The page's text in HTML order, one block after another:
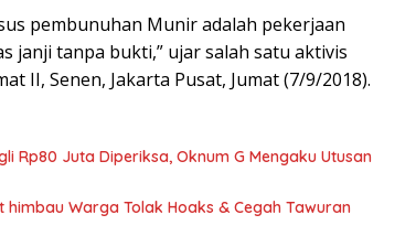
pembunuhan Munir adalah pekerjaan
janji tanpa bukti,” ujar salah satu aktivis
II, Senen, Jakarta Pusat, Jumat (7/9/2018).
Rp80 Juta Diperiksa, Oknum G Mengaku Utusan
Warga Tolak Hoaks & Cegah Tawuran